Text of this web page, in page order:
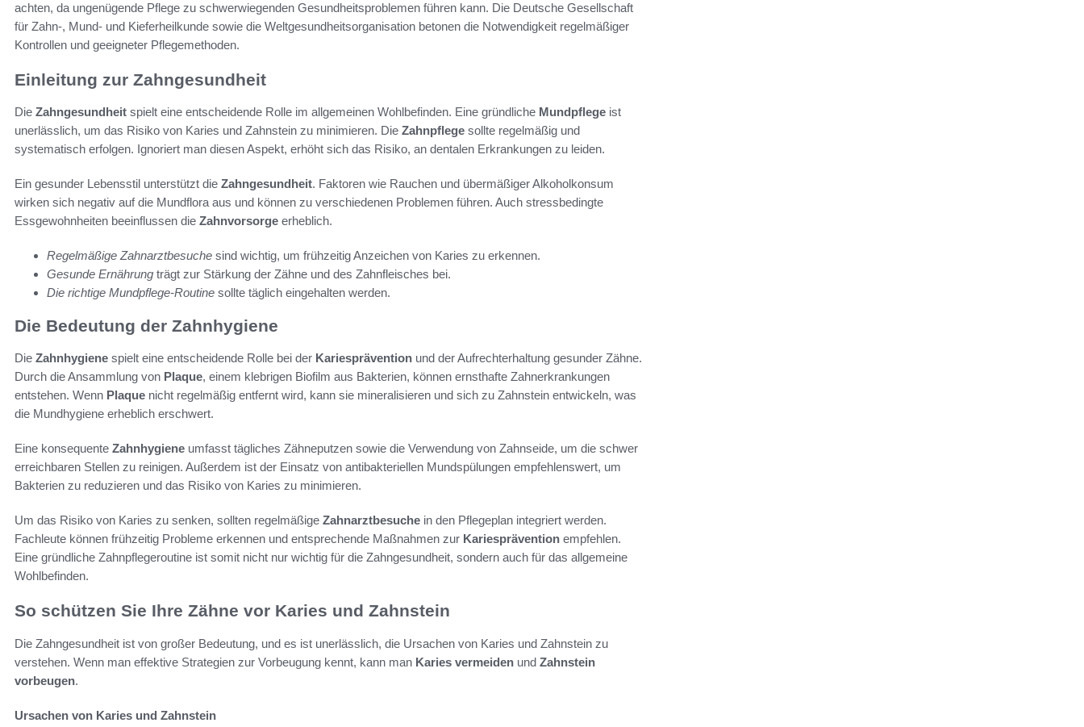
achten, da ungenügende Pflege zu schwerwiegenden Gesundheitsproblemen führen kann. Die Deutsche Gesellschaft
für Zahn-, Mund- und Kieferheilkunde sowie die Weltgesundheitsorganisation betonen die Notwendigkeit regelmäßiger
Kontrollen und geeigneter Pflegemethoden.
Einleitung zur Zahngesundheit
Die Zahngesundheit spielt eine entscheidende Rolle im allgemeinen Wohlbefinden. Eine gründliche Mundpflege ist
unerlässlich, um das Risiko von Karies und Zahnstein zu minimieren. Die Zahnpflege sollte regelmäßig und
systematisch erfolgen. Ignoriert man diesen Aspekt, erhöht sich das Risiko, an dentalen Erkrankungen zu leiden.
Ein gesunder Lebensstil unterstützt die Zahngesundheit. Faktoren wie Rauchen und übermäßiger Alkoholkonsum
wirken sich negativ auf die Mundflora aus und können zu verschiedenen Problemen führen. Auch stressbedingte
Essgewohnheiten beeinflussen die Zahnvorsorge erheblich.
Regelmäßige Zahnarztbesuche sind wichtig, um frühzeitig Anzeichen von Karies zu erkennen.
Gesunde Ernährung trägt zur Stärkung der Zähne und des Zahnfleisches bei.
Die richtige Mundpflege-Routine sollte täglich eingehalten werden.
Die Bedeutung der Zahnhygiene
Die Zahnhygiene spielt eine entscheidende Rolle bei der Kariesprävention und der Aufrechterhaltung gesunder Zähne.
Durch die Ansammlung von Plaque, einem klebrigen Biofilm aus Bakterien, können ernsthafte Zahnerkrankungen
entstehen. Wenn Plaque nicht regelmäßig entfernt wird, kann sie mineralisieren und sich zu Zahnstein entwickeln, was
die Mundhygiene erheblich erschwert.
Eine konsequente Zahnhygiene umfasst tägliches Zähneputzen sowie die Verwendung von Zahnseide, um die schwer
erreichbaren Stellen zu reinigen. Außerdem ist der Einsatz von antibakteriellen Mundspülungen empfehlenswert, um
Bakterien zu reduzieren und das Risiko von Karies zu minimieren.
Um das Risiko von Karies zu senken, sollten regelmäßige Zahnarztbesuche in den Pflegeplan integriert werden.
Fachleute können frühzeitig Probleme erkennen und entsprechende Maßnahmen zur Kariesprävention empfehlen.
Eine gründliche Zahnpflegeroutine ist somit nicht nur wichtig für die Zahngesundheit, sondern auch für das allgemeine
Wohlbefinden.
So schützen Sie Ihre Zähne vor Karies und Zahnstein
Die Zahngesundheit ist von großer Bedeutung, und es ist unerlässlich, die Ursachen von Karies und Zahnstein zu
verstehen. Wenn man effektive Strategien zur Vorbeugung kennt, kann man Karies vermeiden und Zahnstein
vorbeugen.
Ursachen von Karies und Zahnstein